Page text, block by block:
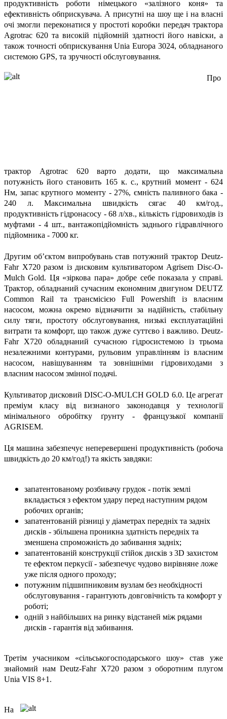
продуктивність роботи німецького «залізного коня» та
ефективність обприскувача. А присутні на шоу ще і на власні
очі змогли переконатися у простоті коробки передач трактора
Agrotrac 620 та високій підйомній здатності його навіски, а
також точності обприскування Unia Europa 3024, обладнаного
системою GPS, та зручності обслуговування.
Про
трактор Agrotrac 620 варто додати, що максимальна
потужність його становить 165 к. с., крутний момент - 624
Нм, запас крутного моменту - 27%, ємність паливного бака -
240 л. Максимальна швидкість сягає 40 км/год.,
продуктивність гідронасосу - 68 л/хв., кількість гідровиходів із
муфтами - 4 шт., вантажопідйомність заднього гідравлічного
підйомника - 7000 кг.
Другим об’єктом випробувань став потужний трактор Deutz-
Fahr X720 разом із дисковим культиватором Agrisem Disc-O-
Mulch Gold. Ця «зіркова пара» добре себе показала у справі.
Трактор, обладнаний сучасним економним двигуном DEUTZ
Common Rail та трансмісією Full Powershift із власним
насосом, можна окремо відзначити за надійність, стабільну
силу тяги, простоту обслуговування, низькі експлуатаційні
витрати та комфорт, що також дуже суттєво і важливо. Deutz-
Fahr X720 обладнаний сучасною гідросистемою із трьома
незалежними контурами, рульовим управлінням із власним
насосом, навішуванням та зовнішніми гідровиходами з
власним насосом змінної подачі.
Культиватор дисковий DISC-O-MULCH GOLD 6.0. Це агрегат
преміум класу від визнаного законодавця у технології
мінімального обробітку ґрунту - французької компанії
AGRISEM.
Ця машина забезпечує неперевершені продуктивність (робоча
швидкість до 20 км/год!) та якість завдяки:
запатентованому розбивачу грудок - потік землі
вкладається з ефектом удару перед наступним рядом
робочих органів;
запатентованій різниці у діаметрах передніх та задніх
дисків - збільшена проникна здатність передніх та
зменшена спроможність до забивання задніх;
запатентованій конструкції стійок дисків з 3D захистом
те ефектом перкусії - забезпечує чудово вирівняне ложе
уже після одного проходу;
потужним підшипниковим вузлам без необхідності
обслуговування - гарантують довговічність та комфорт у
роботі;
одній з найбільших на ринку відстаней між рядами
дисків - гарантія від забивання.
Третім учасником «сільськогосподарського шоу» став уже
знайомий нам Deutz-Fahr X720 разом з оборотним плугом
Unia VIS 8+1.
На